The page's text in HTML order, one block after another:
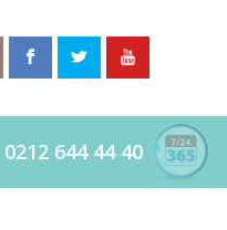
0212 644 44 40